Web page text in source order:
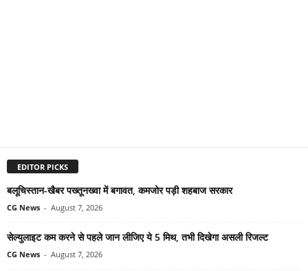
EDITOR PICKS
बलूचिस्तान-खैबर पख्तूनख्वा में बगावत, कमजोर पड़ी शहबाज सरकार
CG News - August 7, 2026
सेल्युलाइट कम करने से पहले जान लीजिए ये 5 मिथ, तभी दिखेगा असली रिजल्ट
CG News - August 7, 2026